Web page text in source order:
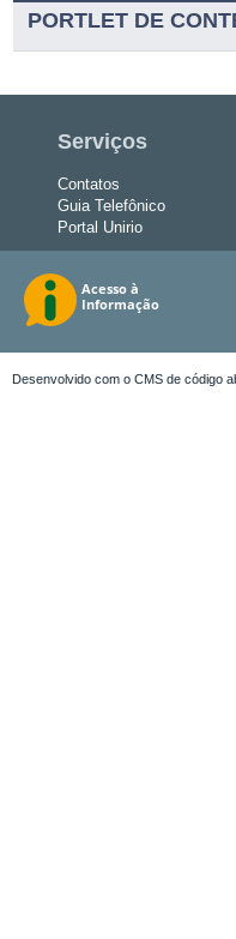
PORTLET DE
Serviços
Contatos
Guia Telefônico
Portal Unirio
Desenvolvido com o CMS de código